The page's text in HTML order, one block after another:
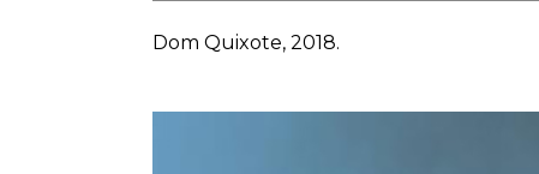
Dom Quixote, 2018.